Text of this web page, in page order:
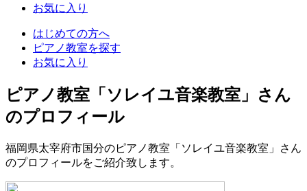
お気に入り
はじめての方へ
ピアノ教室を探す
お気に入り
ピアノ教室「ソレイユ音楽教室」さん
のプロフィール
福岡県太宰府市国分のピアノ教室「ソレイユ音楽教室」さん
のプロフィールをご紹介致します。